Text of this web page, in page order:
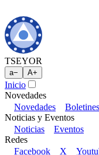
TSEYOR
a− A+
Inicio
Novedades
Novedades
Boletines
Noticias y Eventos
Noticias
Eventos
Redes
Facebook
X